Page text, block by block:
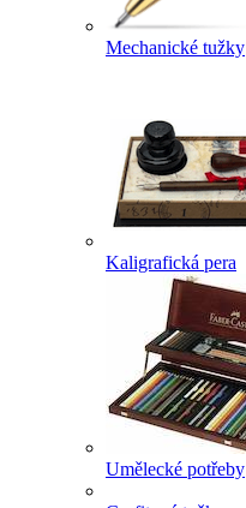
Mechanické tužky
Kaligrafická pera
Umělecké potřeby